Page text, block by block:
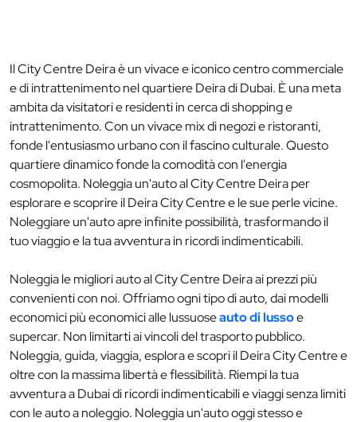
Il City Centre Deira è un vivace e iconico centro commerciale
e di intrattenimento nel quartiere Deira di Dubai. È una meta
ambita da visitatori e residenti in cerca di shopping e
intrattenimento. Con un vivace mix di negozi e ristoranti,
fonde l'entusiasmo urbano con il fascino culturale. Questo
quartiere dinamico fonde la comodità con l'energia
cosmopolita. Noleggia un'auto al City Centre Deira per
esplorare e scoprire il Deira City Centre e le sue perle vicine.
Noleggiare un'auto apre infinite possibilità, trasformando il
tuo viaggio e la tua avventura in ricordi indimenticabili.
Noleggia le migliori auto al City Centre Deira ai prezzi più
convenienti con noi. Offriamo ogni tipo di auto, dai modelli
economici più economici alle lussuoseauto di lussoe
supercar. Non limitarti ai vincoli del trasporto pubblico.
Noleggia, guida, viaggia, esplora e scopri il Deira City Centre e
oltre con la massima libertà e flessibilità. Riempi la tua
avventura a Dubai di ricordi indimenticabili e viaggi senza limiti
con le auto a noleggio. Noleggia un'auto oggi stesso e